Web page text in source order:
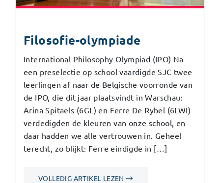
Filosofie-olympiade
International Philosophy Olympiad (IPO) Na
een preselectie op school vaardigde SJC twee
leerlingen af naar de Belgische voorronde van
de IPO, die dit jaar plaatsvindt in Warschau:
Arina Spitaels (6GL) en Ferre De Rybel (6LWI)
verdedigden de kleuren van onze school, en
daar hadden we alle vertrouwen in. Geheel
terecht, zo blijkt: Ferre eindigde in […]
VOLLEDIG ARTIKEL LEZEN